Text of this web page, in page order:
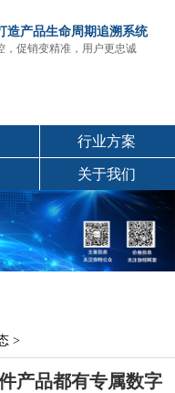
造产品生命周期追溯系统
，促销变精准，用户更忠诚
行业方案
关于我们
>
产品都有专属数字